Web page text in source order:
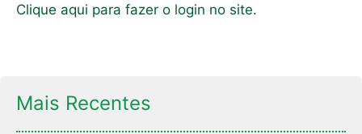
Clique aqui para fazer o login no site.
Mais Recentes